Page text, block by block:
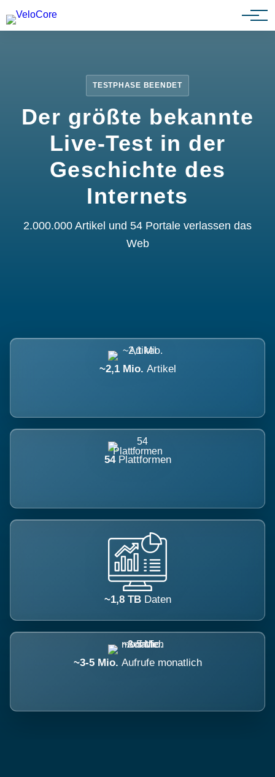
Partnerprogramm
TESTPHASE BEENDET
Der größte bekannte
Live-Test in der
Geschichte des
Internets
2.000.000 Artikel und 54 Portale verlassen das
Web
~2,1 Mio. Artikel
54 Plattformen
~1,8 TB Daten
~3-5 Mio. Aufrufe monatlich